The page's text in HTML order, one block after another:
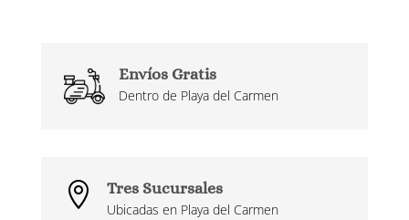
Envíos Gratis
Dentro de Playa del Carmen
 Tres Sucursales
Ubicadas en Playa del Carmen